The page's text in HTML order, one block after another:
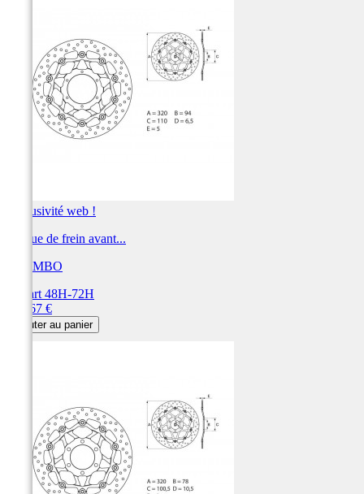
Exclusivité web !
Disque de frein avant...
BREMBO
Départ 48H-72H
361,67 €
Ajouter au panier